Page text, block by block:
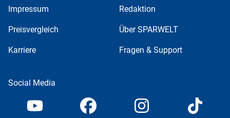
Impressum Redaktion
Preisvergleich Über SPARWELT
Karriere Fragen & Support
Social Media